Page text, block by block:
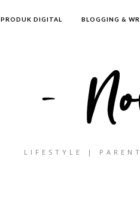
PRODUK DIGITAL BLOGGING &
LIFESTYLE |